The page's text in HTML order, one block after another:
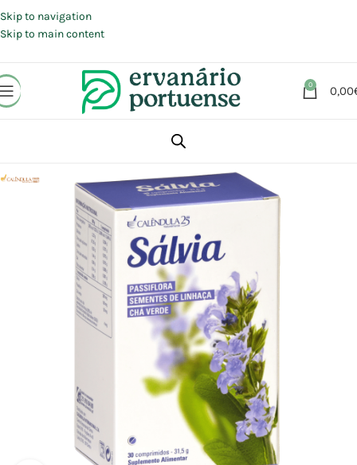
Skip to navigation
Skip to main content
0 0,00
Suplementos alimentares